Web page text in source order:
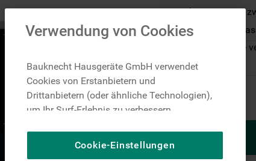
Flexi Duo - Mit
MyMenu
Nur noch wenige
Verwendung von Cookies
Bauknecht Hausgeräte GmbH verwendet
Cookies von Erstanbietern und
Drittanbietern (oder ähnliche Technologien),
um Ihr Surf-Erlebnis zu verbessern
Publikum zu messen (Leistungs-Cookies),
um die redaktionellen Inhalte der Website
Cookie-Einstellungen
gefriertruhe